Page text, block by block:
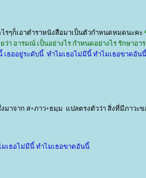
รๆก็เอาตำราหนังสือมาเป็นตัวกำหนดหมดนะคะ
า อารมณ์ เป็นอย่างไร กำหนดอย่างไร รักษาอ
ธออยู่ระดับนี้ ทำไมเธอไม่มีนี้ ทำไมเธอขาดอันนี้
าจาก ส+ภาว+ธมฺม แปลตรงตัวว่า สิ่งที่มีภาวะข
เธอไม่มีนี้ ทำไมเธอขาดอันนี้